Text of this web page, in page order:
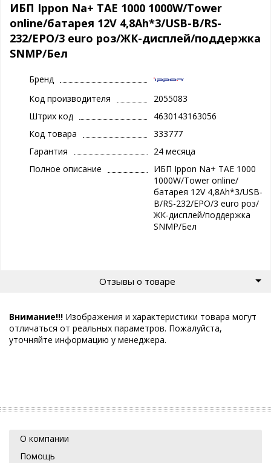
ИБП Ippon Na+ TAE 1000 1000W/Tower
online/батарея 12V 4,8Ah*3/USB-B/RS-
232/EPO/3 euro роз/ЖК-дисплей/поддержка
SNMP/Бел
Бренд
Код производителя
2055083
Штрих код
4630143163056
Код товара
333777
Гарантия
24 месяца
Полное описание
ИБП Ippon Na+ TAE 1000
1000W/Tower online/
батарея 12V 4,8Ah*3/USB-
B/RS-232/EPO/3 euro роз/
ЖК-дисплей/поддержка
SNMP/Бел
Отзывы о товаре
Внимание!!! Изображения и характеристики товара могут
отличаться от реальных параметров. Пожалуйста,
уточняйте информацию у менеджера.
О компании
Помощь